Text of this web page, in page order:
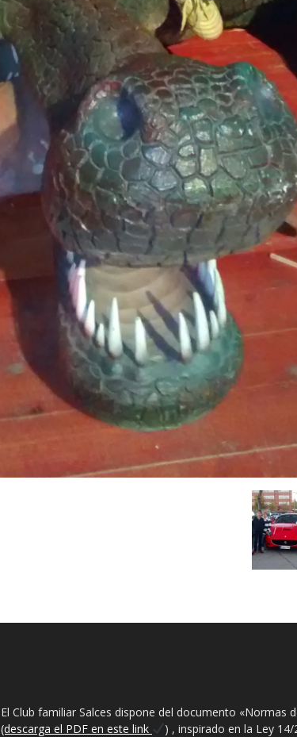
El Club familiar Salces dispone del documento «Normas
(descarga el PDF en este link
) , inspirado en la Ley